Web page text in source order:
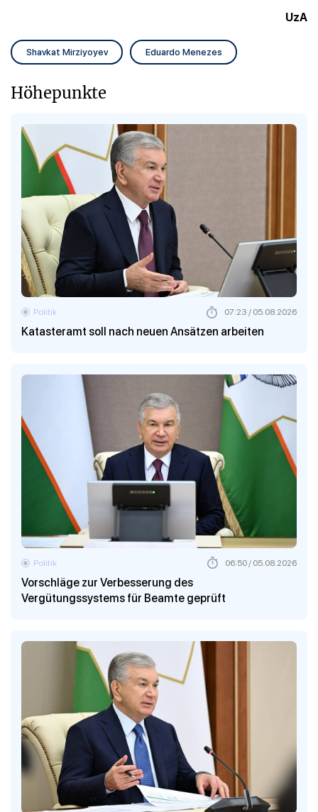
UzA
Shavkat Mirziyoyev Eduardo Menezes
Höhepunkte
Katasteramt soll nach neuen Ansätzen arbeiten
Politik 07:23 / 05.08.2026
Vorschläge zur Verbesserung des
Vergütungssystems für Beamte geprüft
Politik 06:50 / 05.08.2026